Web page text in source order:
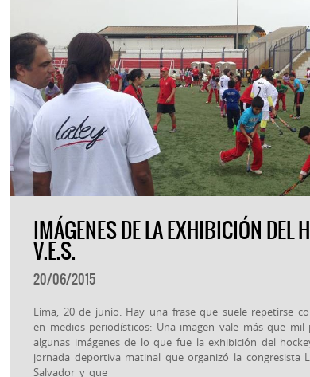
IMÁGENES DE LA EXHIBICIÓN DEL
V.E.S.
20/06/2015
Lima, 20 de junio. Hay una frase que suele repetirse
en medios periodísticos: Una imagen vale más que mil
algunas imágenes de lo que fue la exhibición del
jornada deportiva matinal que organizó la congresista
Salvador y que